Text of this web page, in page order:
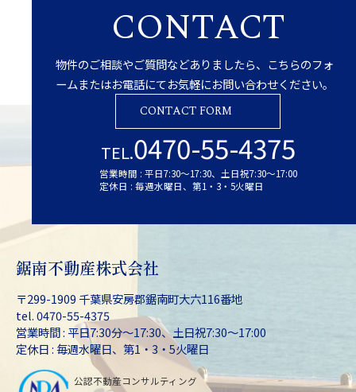
CONTACT
CONTACT FORM
物件のご相談やご質問などありましたら、こちらのフォ
ームまたはお電話にてお気軽にお問い合わせください。
TEL.0470-55-4375
営業時間 : 平日7:30～17:30、土日祝7:30～17:00
定休日 : 毎週水曜日、第1・3・5火曜日
鋸南不動産株式会社
〒299-1909 千葉県安房郡鋸南町大六116番地
tel. 0470-55-4375
営業時間 : 平日7:30分～17:30、土日祝7:30～17:00
定休日 : 毎週水曜日、第1・3・5火曜日
公認不動産コンサルティング